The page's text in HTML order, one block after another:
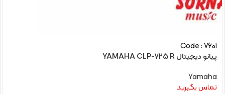
Code : 7601
پیانو دیجیتال YAMAHA CLP-725 R
Yamaha
تماس بگیرید